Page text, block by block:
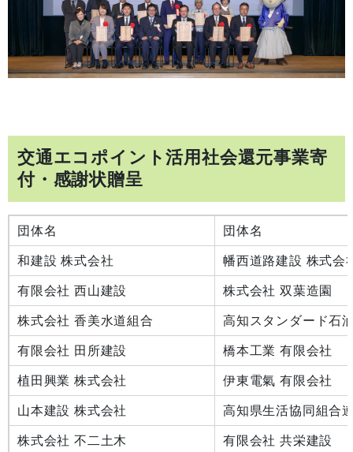
交通エコポイント活用社会還元事業寄
付・感謝状贈呈
団体名 団体名
和建設 株式会社 幡西道路建設 株式会
有限会社 西山建設 株式会社 双葉造園
株式会社 香美水道組合 高知スタンダード石
有限会社 田所建設 橋本工業 有限会社
植田興業 株式会社 伊東電氣 有限会社
山本建設 株式会社 高知県生活協同組合
株式会社 不二土木 有限会社 共栄建設